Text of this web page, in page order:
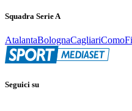
Squadra Serie A
AtalantaBolognaCagliariComo
Seguici su